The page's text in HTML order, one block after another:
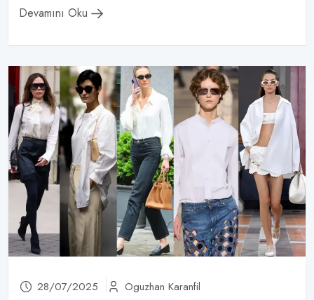
Devamını Oku
28/07/2025 Oguzhan Karanfil